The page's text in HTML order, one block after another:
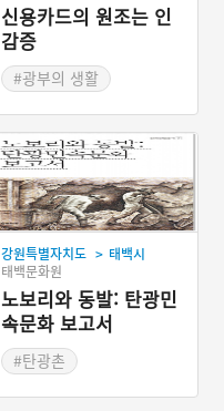
신용카드의 원조는 인
감증
#광부의 생활
강원특별자치도 > 태백시
태백문화원
노보리와 동발: 탄광민
속문화 보고서
#탄광촌